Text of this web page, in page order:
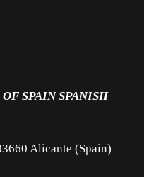
SPAIN SPANISH
Alicante (Spain)